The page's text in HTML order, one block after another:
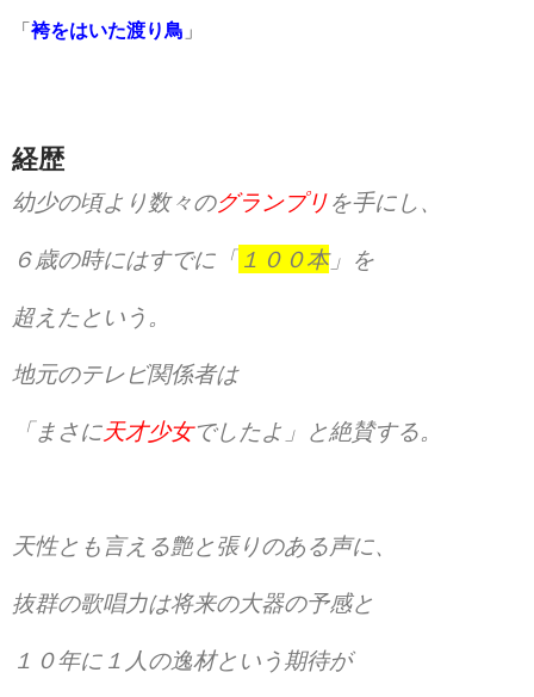
「袴をはいた渡り鳥 」
経歴
幼少の頃より数々のグランプリを手にし、
６歳の時にはすでに「 １００本」を
超えたという。
地元のテレビ関係者は
「まさに天才少女でしたよ」と絶賛する。
天性とも言える艶と張りのある声に、
抜群の歌唱力は将来の大器の予感と
１０年に１人の逸材という期待が